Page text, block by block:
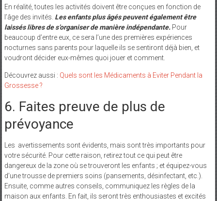
En réalité, toutes les activités doivent être conçues en fonction de
l’âge des invités. Les enfants plus âgés peuvent également être
laissés libres de s’organiser de manière indépendante.Pour
beaucoup d’entre eux, ce sera l’une des premières expériences
nocturnes sans parents pour laquelle ils se sentiront déjà bien, et
voudront décider eux-mêmes quoi jouer et comment.
Découvrez aussi : Quels sont les Médicaments à Eviter Pendant la
Grossesse ?
6. Faites preuve de plus de
prévoyance
Les avertissements sont évidents, mais sont très importants pour
votre sécurité. Pour cette raison, retirez tout ce qui peut être
dangereux de la zone où se trouveront les enfants ; et équipez-vous
d’une trousse de premiers soins (pansements, désinfectant, etc.).
Ensuite, comme autres conseils, communiquez les règles de la
maison aux enfants. En fait, ils seront très enthousiastes et excités